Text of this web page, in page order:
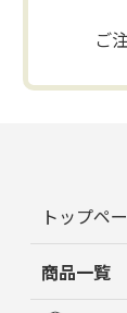
ご
トップペ
商品一覧